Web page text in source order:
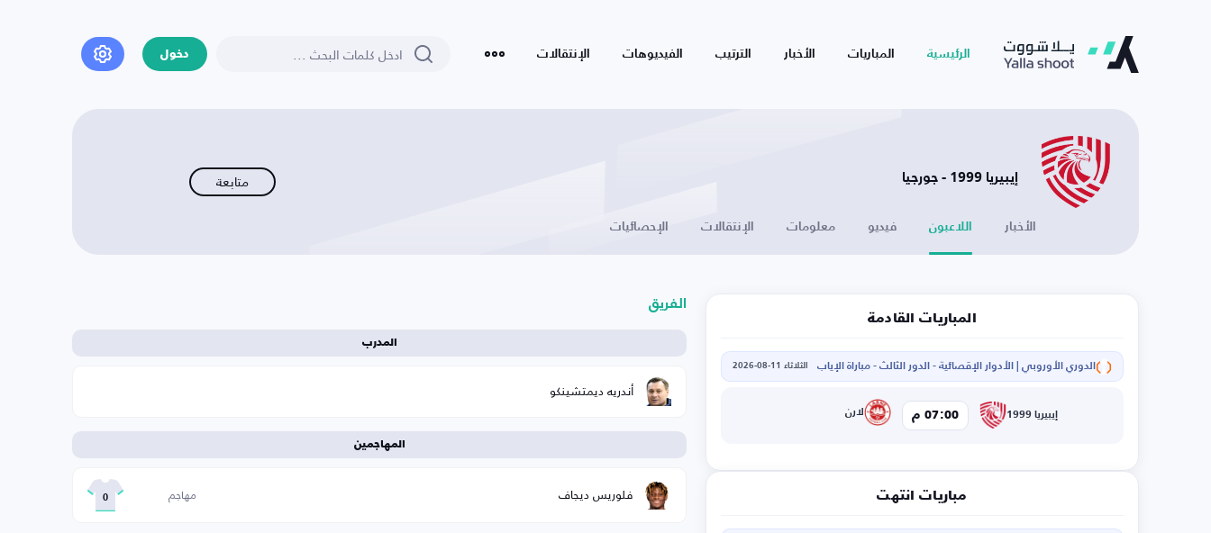
الرئيسية المباريات الأخبار الترتيب الفيديوهات الإنتقالات دخول
إيبيريا 1999 - ‫جورجيا متابعة
الأخبار اللاعبون فيديو معلومات الإنتقالات الإحصائيات
المباريات القادمة
الدوري الأوروبي | الأدوار الإقصائية - الدور الثالث - مباراة الإياب الثلاثاء 11-08-2026
إيبيريا 1999 07:00 م لارن
مباريات انتهت
الفريق
المدرب
أندريه ديمتشينكو
المهاجمين
فلوريس ديجاف مهاجم 0